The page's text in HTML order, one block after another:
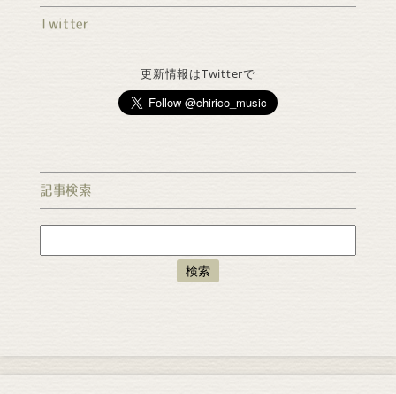
Twitter
更新情報はTwitterで
記事検索